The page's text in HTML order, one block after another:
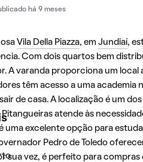
há 9 meses
Vila Della Piazza, em Jundiaí,
Com dois quartos bem
A varanda proporciona um
têm acesso a uma
de casa. A localização é um
Pitangueiras atende às
uma excelente opção para
Pedro de Toledo
sua vez, é perfeito para